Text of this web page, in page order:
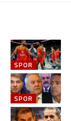
SPOR
SPOR